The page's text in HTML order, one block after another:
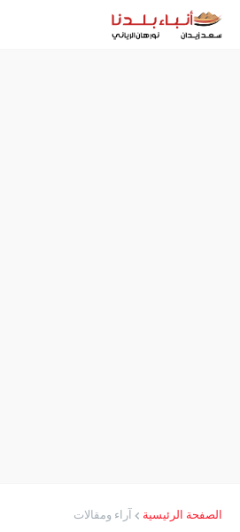
الصفحة الرئيسية آراء ومقالات